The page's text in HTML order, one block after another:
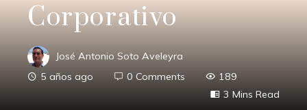
Corporativo
José Antonio Soto Aveleyra
5 años ago
0 Comments
189
3 Mins Read